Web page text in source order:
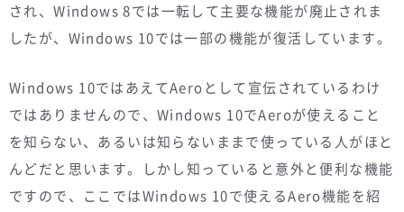
され、Windows 8では一転して主要な機能が廃止されま
したが、Windows 10では一部の機能が復活しています。
Windows 10ではあえてAeroとして宣伝されているわけ
ではありませんので、Windows 10でAeroが使えること
を知らない、あるいは知らないままで使っている人がほと
んどだと思います。しかし知っていると意外と便利な機能
ですので、ここではWindows 10で使えるAero機能を紹